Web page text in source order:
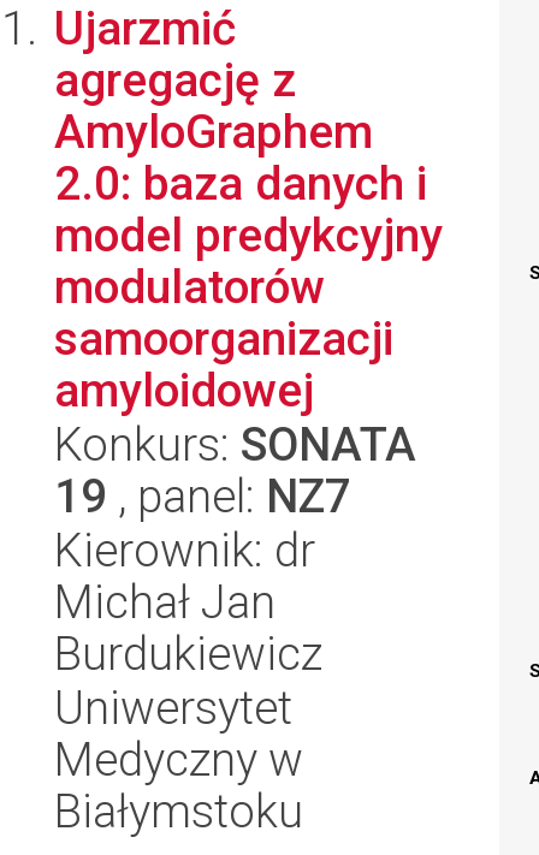
Ujarzmić
agregację z
AmyloGraphem
2.0: baza danych i
model predykcyjny
modulatorów
samoorganizacji
amyloidowej
Konkurs: SONATA
19 , panel: NZ7
Kierownik: dr
Michał Jan
Burdukiewicz
Uniwersytet
Medyczny w
Białymstoku